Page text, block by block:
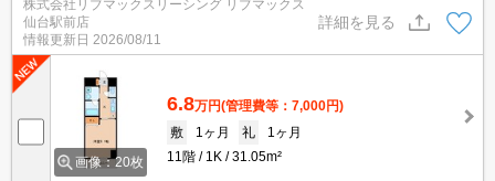
駅」徒歩13分！インターネット無料☆仙台中心部まで自転車圏内！
株式会社リブマックスリーシング リブマックス
仙台駅前店
情報更新日 2026/08/11
詳細を見る
画像：20枚
6.8万円(管理費等：7,000円)
敷
1ヶ月 礼
1ヶ月
11階
1K 31.05m²